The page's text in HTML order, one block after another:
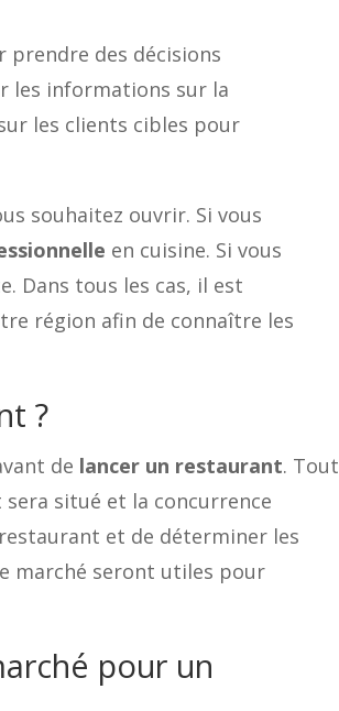
prendre des décisions
les informations sur la
les clients cibles pour
souhaitez ouvrir. Si vous
en cuisine. Si vous
Dans tous les cas, il est
région afin de connaître les
?
de lancer un restaurant. Tout
situé et la concurrence
et de déterminer les
marché seront utiles pour
pour un